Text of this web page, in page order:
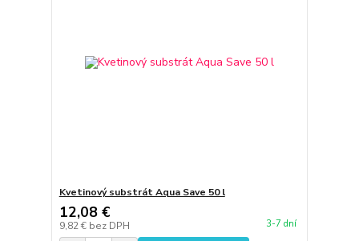
Kvetinový substrát Aqua Save 50 l
12,08 €
9,82 € bez DPH 3-7 dní